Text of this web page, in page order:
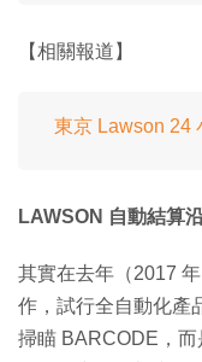
【相關報道】
東京 Lawson 24
LAWSON 自動結算
其實在去年（2017
作，試行全自動化產
掃瞄 BARCODE，